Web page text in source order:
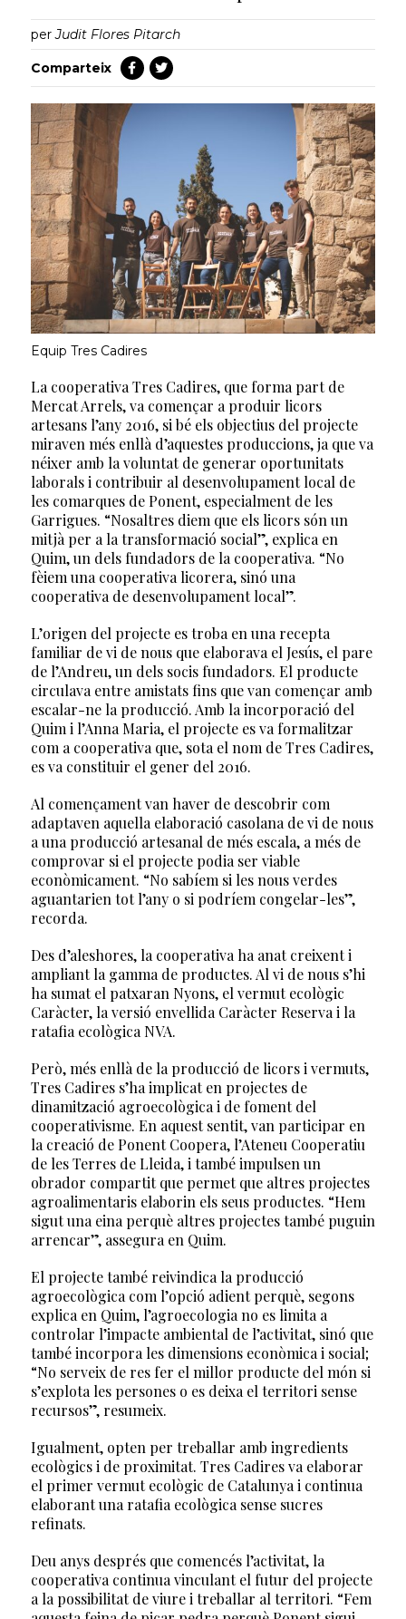
perJudit Flores Pitarch
Comparteix
Equip Tres Cadires
La cooperativa Tres Cadires, que forma part de
Mercat Arrels, va començar a produir licors
artesans l’any 2016, si bé els objectius del projecte
miraven més enllà d’aquestes produccions, ja que va
néixer amb la voluntat de generar oportunitats
laborals i contribuir al desenvolupament local de
les comarques de Ponent, especialment de les
Garrigues. “Nosaltres diem que els licors són un
mitjà per a la transformació social”, explica en
Quim, un dels fundadors de la cooperativa. “No
fèiem una cooperativa licorera, sinó una
cooperativa de desenvolupament local”.
L’origen del projecte es troba en una recepta
familiar de vi de nous que elaborava el Jesús, el pare
de l’Andreu, un dels socis fundadors. El producte
circulava entre amistats fins que van començar amb
escalar-ne la producció. Amb la incorporació del
Quim i l’Anna Maria, el projecte es va formalitzar
com a cooperativa que, sota el nom de Tres Cadires,
es va constituir el gener del 2016.
Al començament van haver de descobrir com
adaptaven aquella elaboració casolana de vi de nous
a una producció artesanal de més escala, a més de
comprovar si el projecte podia ser viable
econòmicament. “No sabíem si les nous verdes
aguantarien tot l’any o si podríem congelar-les”,
recorda.
Des d’aleshores, la cooperativa ha anat creixent i
ampliant la gamma de productes. Al vi de nous s’hi
ha sumat el patxaran Nyons, el vermut ecològic
Caràcter, la versió envellida Caràcter Reserva i la
ratafia ecològica NVA.
Però, més enllà de la producció de licors i vermuts,
Tres Cadires s’ha implicat en projectes de
dinamització agroecològica i de foment del
cooperativisme. En aquest sentit, van participar en
la creació de Ponent Coopera, l’Ateneu Cooperatiu
de les Terres de Lleida, i també impulsen un
obrador compartit que permet que altres projectes
agroalimentaris elaborin els seus productes. “Hem
sigut una eina perquè altres projectes també puguin
arrencar”, assegura en Quim.
El projecte també reivindica la producció
agroecològica com l’opció adient perquè, segons
explica en Quim, l’agroecologia no es limita a
controlar l’impacte ambiental de l’activitat, sinó que
també incorpora les dimensions econòmica i social;
“No serveix de res fer el millor producte del món si
s’explota les persones o es deixa el territori sense
recursos”, resumeix.
Igualment, opten per treballar amb ingredients
ecològics i de proximitat. Tres Cadires va elaborar
el primer vermut ecològic de Catalunya i continua
elaborant una ratafia ecològica sense sucres
refinats.
Deu anys després que comencés l’activitat, la
cooperativa continua vinculant el futur del projecte
a la possibilitat de viure i treballar al territori. “Fem